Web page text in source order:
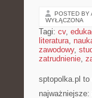
POSTED BY
WYŁĄCZONA
Tagi: cv,
literatura,
zawodowy,
zatrudnienie,
sptopolka.pl to